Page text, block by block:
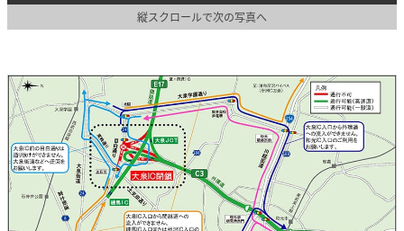
縦スクロールで次の写真へ